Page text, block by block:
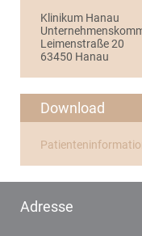
Klinikum Hanau
Leimenstraße 20
63450 Hanau
Download
Adresse